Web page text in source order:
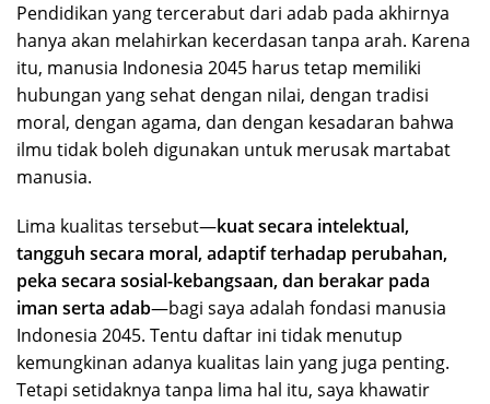
Pendidikan yang tercerabut dari adab pada akhirnya
hanya akan melahirkan kecerdasan tanpa arah. Karena
itu, manusia Indonesia 2045 harus tetap memiliki
hubungan yang sehat dengan nilai, dengan tradisi
moral, dengan agama, dan dengan kesadaran bahwa
ilmu tidak boleh digunakan untuk merusak martabat
manusia.
Lima kualitas tersebut—kuat secara intelektual,
tangguh secara moral, adaptif terhadap perubahan,
peka secara sosial-kebangsaan, dan berakar pada
iman serta adab—bagi saya adalah fondasi manusia
Indonesia 2045. Tentu daftar ini tidak menutup
kemungkinan adanya kualitas lain yang juga penting.
Tetapi setidaknya tanpa lima hal itu, saya khawatir